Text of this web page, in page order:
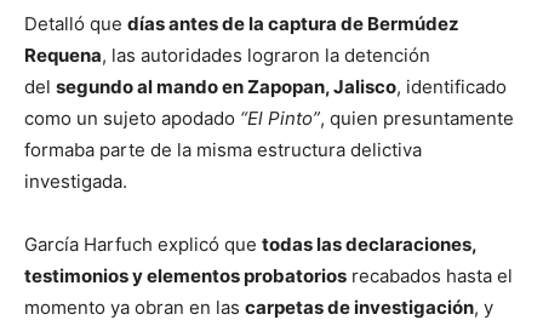
Detalló que días antes de la captura de Bermúdez
Requena, las autoridades lograron la detención
del segundo al mando en Zapopan, Jalisco, identificado
como un sujeto apodado “El Pinto”, quien presuntamente
formaba parte de la misma estructura delictiva
investigada.
García Harfuch explicó que todas las declaraciones,
testimonios y elementos probatorios recabados hasta el
momento ya obran en las carpetas de investigación, y